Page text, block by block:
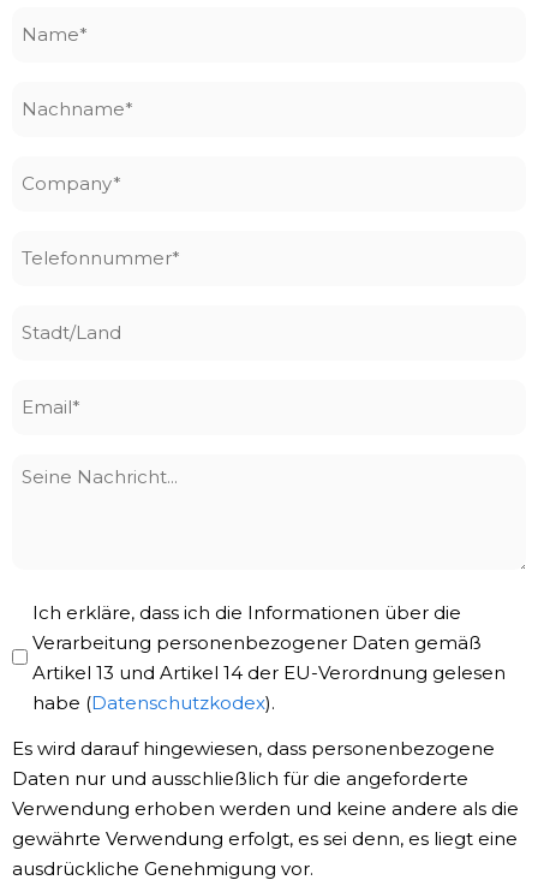
Seine
Privacy
Policy
Ich erkläre, dass ich die Informationen über die
Verarbeitung personenbezogener Daten gemäß
Artikel 13 und Artikel 14 der EU-Verordnung gelesen
habe (Datenschutzkodex).
Es wird darauf hingewiesen, dass personenbezogene
Daten nur und ausschließlich für die angeforderte
Verwendung erhoben werden und keine andere als die
gewährte Verwendung erfolgt, es sei denn, es liegt eine
ausdrückliche Genehmigung vor.